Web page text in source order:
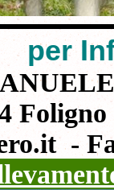
per
Foligno
-